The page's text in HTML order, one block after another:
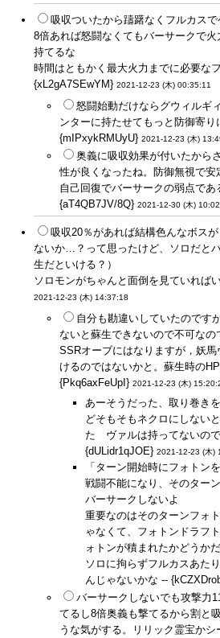
吸収ついたから躊躇なくフルカス
8倍あれば怒闘なくてもバーサークで
持てるな
時間はともかく最大火力までに必要な
{xL2gA7SEwYM} 2021-12-23 (木) 00:35:11
怒闘始動だけならグウィルギ
ンターに持たせてもっと防御寄
{mIPxykRMUyU} 2021-12-23 (木)
奥義に吸収効果が付いたから
性が良くなったね。防御無視で
自己回復でバーサークの弱点で
{aT4QB7JV/8Q} 2021-12-30 (木)
吸収20％があれば結構色んなボス
ないか…？って思ったけど、ソロだと
生だといける？）
ソロモンがちゃんと面倒を見ていれ
2021-12-23 (木) 14:37:18
自分も勘違いしていたのです
ないと蘇生できないので不可なの
SSRオーブにはなりますが，妖
けるのではないかと。蘇生時の
{Pkq6axFeUpI} 2021-12-23 (木)
あーそうだった、取り巻き
どそもそもネクロにしない
た ヴァルは持ってないの
{dULidr1qJOE} 2021-12-23 (木)
「ターン開始時にフォトン
戦闘不能になり、そのター
バーサークしないよ
重要なのはそのターンフォ
ゃなくて、フォトンドラフ
ォトンが積まれたかどうか
ソロに拘らずフルカスあた
んじゃないかな --
バーサークしないでも攻撃力
てるし8倍奥義も撃てるから割と
うな気がする。リリック霊宝か